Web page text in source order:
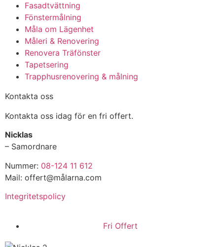
Fasadtvättning
Fönstermålning
Måla om Lägenhet
Måleri & Renovering
Renovera Träfönster
Tapetsering
Trapphusrenovering & målning
Kontakta oss
Kontakta oss idag för en fri offert.
Nicklas
– Samordnare
Nummer: 08-124 11 612
Mail: offert@målarna.com
Integritetspolicy
Fri Offert